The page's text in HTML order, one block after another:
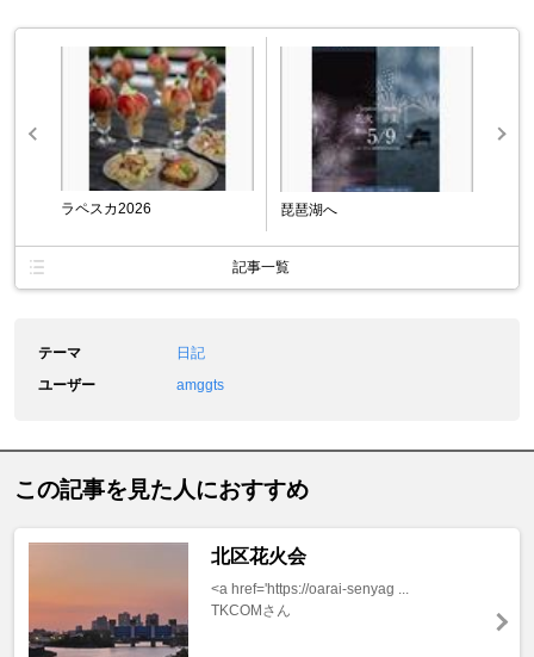
ラペスカ2026 琵琶湖へ
記事一覧
テーマ
日記
ユーザー
amggts
この記事を見た人におすすめ
北区花火会
<a href='https://oarai-senyag ...
TKCOMさん